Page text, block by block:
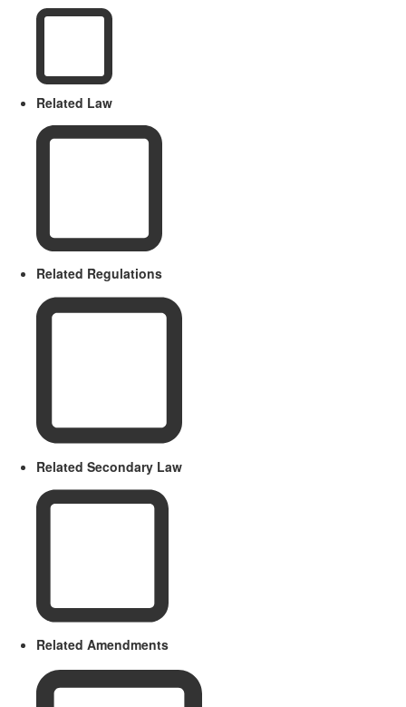
Related Law
Related Regulations
Related Secondary Law
Related Amendments